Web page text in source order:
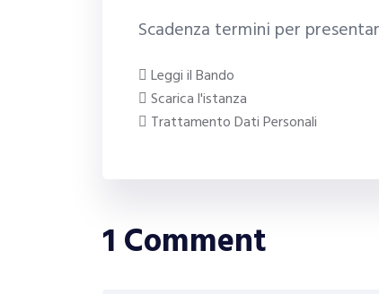
Scadenza termini per
Leggi il Bando
Scarica l'istanza
Trattamento Dati Personali
1 Comment